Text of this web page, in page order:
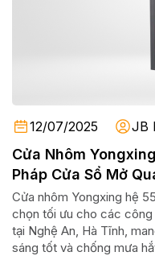
12/07/2025 JB
Cửa Nhôm
Pháp Cửa Sổ Mở
Cửa nhôm Yongxing hệ
chọn tối ưu cho các công
tại Nghệ An, Hà Tĩnh,
sáng tốt và chống mưa